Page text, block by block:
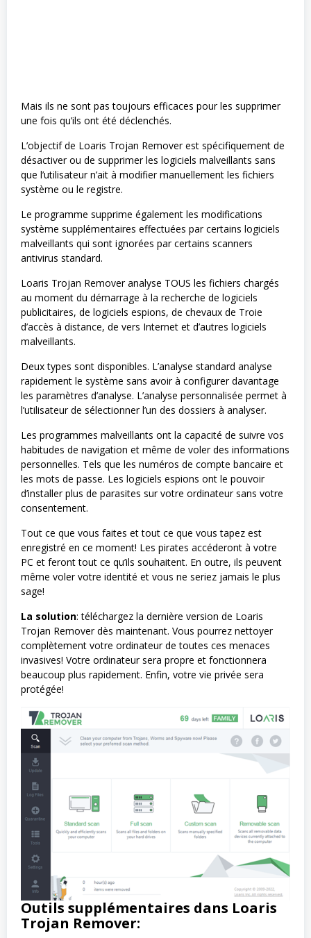
Mais ils ne sont pas toujours efficaces pour les supprimer
une fois qu’ils ont été déclenchés.
L’objectif de Loaris Trojan Remover est spécifiquement de
désactiver ou de supprimer les logiciels malveillants sans
que l’utilisateur n’ait à modifier manuellement les fichiers
système ou le registre.
Le programme supprime également les modifications
système supplémentaires effectuées par certains logiciels
malveillants qui sont ignorées par certains scanners
antivirus standard.
Loaris Trojan Remover analyse TOUS les fichiers chargés
au moment du démarrage à la recherche de logiciels
publicitaires, de logiciels espions, de chevaux de Troie
d’accès à distance, de vers Internet et d’autres logiciels
malveillants.
Deux types sont disponibles. L’analyse standard analyse
rapidement le système sans avoir à configurer davantage
les paramètres d’analyse. L’analyse personnalisée permet à
l’utilisateur de sélectionner l’un des dossiers à analyser.
Les programmes malveillants ont la capacité de suivre vos
habitudes de navigation et même de voler des informations
personnelles. Tels que les numéros de compte bancaire et
les mots de passe. Les logiciels espions ont le pouvoir
d’installer plus de parasites sur votre ordinateur sans votre
consentement.
Tout ce que vous faites et tout ce que vous tapez est
enregistré en ce moment! Les pirates accéderont à votre
PC et feront tout ce qu’ils souhaitent. En outre, ils peuvent
même voler votre identité et vous ne seriez jamais le plus
sage!
La solution: téléchargez la dernière version de Loaris
Trojan Remover dès maintenant. Vous pourrez nettoyer
complètement votre ordinateur de toutes ces menaces
invasives! Votre ordinateur sera propre et fonctionnera
beaucoup plus rapidement. Enfin, votre vie privée sera
protégée!
Outils supplémentaires dans Loaris
Trojan Remover: